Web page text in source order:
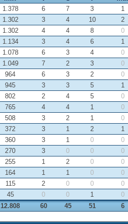
1.378 6 7 3
1
1.302 3 4 10
2
1.302 4 4 8
0
1.134 3 4 6
1
1.078 6 3 4
0
1.049 7 2 3
0
964 6 3 2
0
945 3 3 5
1
802 2 4 5
0
765 4 4 1
0
508 3 2 1
0
372 3 1 2
1
360 3 1 0
0
270 3 0 0
0
255 1 2 0
0
164 1 1 0
0
115 2 0 0
0
45 0 0 1
0
12.808 60 45 51 6